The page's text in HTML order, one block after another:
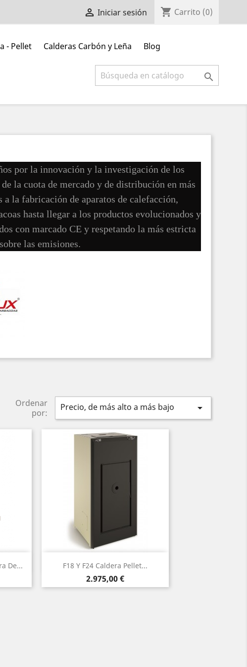
 Iniciar sesión shopping_cart Carrito (0)
- Pellet Calderas Carbón y Leña Blog

por la innovación y la investigación de los
la cuota de mercado y de distribución en más
a la fabricación de aparatos de calefacción,
hasta llegar a los productos evolucionados y
con marcado CE y respetando la más estricta
las emisiones.
Ordenar
por:
Precio, de más alto a más bajo 
De... F18 Y F24 Caldera Pellet...
Precio
2.975,00 €
Vista rápida
Blanco